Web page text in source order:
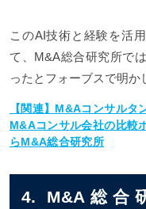
このAI技術と経験を活
て、M&A総合研究所で
ったとフォーブスで明か
【関連】M&Aコンサルタ
M&Aコンサル会社の比較
らM&A総合研究所
4. M&A総合